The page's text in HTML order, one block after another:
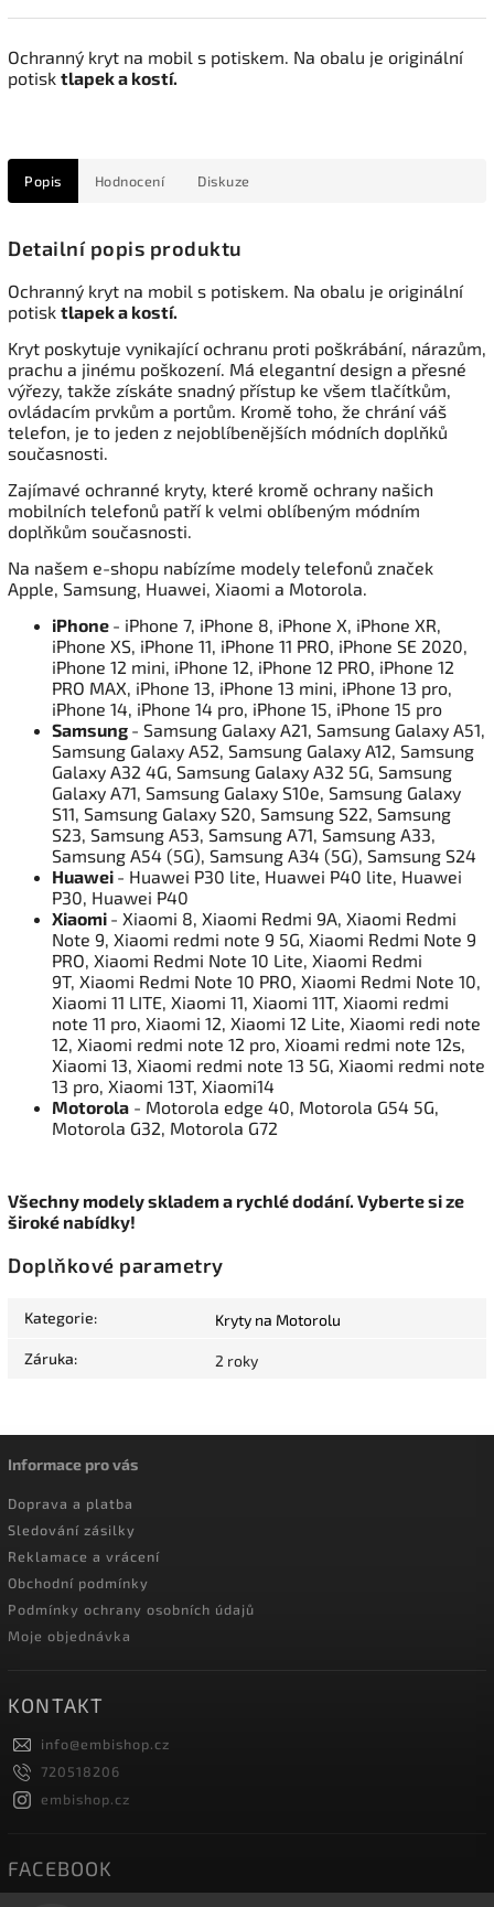
Ochranný kryt na mobil s potiskem. Na obalu je originální
potisk tlapek a kostí.
Popis Hodnocení Diskuze
Detailní popis produktu
Ochranný kryt na mobil s potiskem. Na obalu je originální
potisk tlapek a kostí.
Kryt poskytuje vynikající ochranu proti poškrábání, nárazům,
prachu a jinému poškození. Má elegantní design a přesné
výřezy, takže získáte snadný přístup ke všem tlačítkům,
ovládacím prvkům a portům. Kromě toho, že chrání váš
telefon, je to jeden z nejoblíbenějších módních doplňků
současnosti.
Zajímavé ochranné kryty, které kromě ochrany našich
mobilních telefonů patří k velmi oblíbeným módním
doplňkům současnosti.
Na našem e-shopu nabízíme modely telefonů značek
Apple, Samsung, Huawei, Xiaomi a Motorola.
iPhone - iPhone 7, iPhone 8, iPhone X, iPhone XR,
iPhone XS, iPhone 11, iPhone 11 PRO, iPhone SE 2020,
iPhone 12 mini, iPhone 12, iPhone 12 PRO, iPhone 12
PRO MAX, iPhone 13, iPhone 13 mini, iPhone 13 pro,
iPhone 14, iPhone 14 pro, iPhone 15, iPhone 15 pro
Samsung - Samsung Galaxy A21, Samsung Galaxy A51,
Samsung Galaxy A52, Samsung Galaxy A12, Samsung
Galaxy A32 4G, Samsung Galaxy A32 5G, Samsung
Galaxy A71, Samsung Galaxy S10e, Samsung Galaxy
S11, Samsung Galaxy S20, Samsung S22, Samsung
S23, Samsung A53, Samsung A71, Samsung A33,
Samsung A54 (5G), Samsung A34 (5G), Samsung S24
Huawei - Huawei P30 lite, Huawei P40 lite, Huawei
P30, Huawei P40
Xiaomi - Xiaomi 8, Xiaomi Redmi 9A, Xiaomi Redmi
Note 9, Xiaomi redmi note 9 5G, Xiaomi Redmi Note 9
PRO, Xiaomi Redmi Note 10 Lite, Xiaomi Redmi
9T, Xiaomi Redmi Note 10 PRO, Xiaomi Redmi Note 10,
Xiaomi 11 LITE, Xiaomi 11, Xiaomi 11T, Xiaomi redmi
note 11 pro, Xiaomi 12, Xiaomi 12 Lite, Xiaomi redi note
12, Xiaomi redmi note 12 pro, Xioami redmi note 12s,
Xiaomi 13, Xiaomi redmi note 13 5G, Xiaomi redmi note
13 pro, Xiaomi 13T, Xiaomi14
Motorola - Motorola edge 40, Motorola G54 5G,
Motorola G32, Motorola G72
Všechny modely skladem a rychlé dodání. Vyberte si ze
široké nabídky!
Doplňkové parametry
Kategorie: Kryty na Motorolu
Záruka: 2 roky
Informace pro vás
Doprava a platba
Sledování zásilky
Reklamace a vrácení
Obchodní podmínky
Podmínky ochrany osobních údajů
Moje objednávka
KONTAKT
info@embishop.cz
720518206
embishop.cz
FACEBOOK